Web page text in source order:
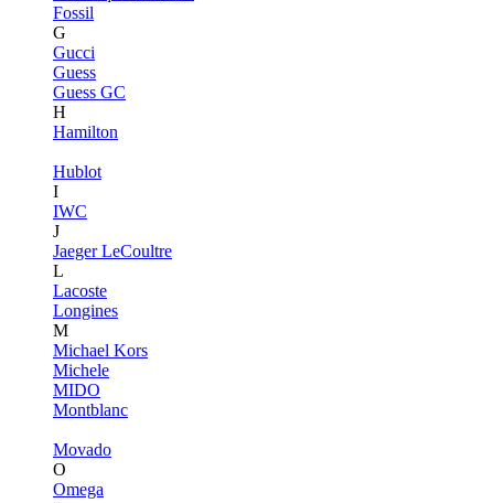
Fossil
G
Gucci
Guess
Guess GC
H
Hamilton
Hublot
I
IWC
J
Jaeger LeCoultre
L
Lacoste
Longines
M
Michael Kors
Michele
MIDO
Montblanc
Movado
O
Omega